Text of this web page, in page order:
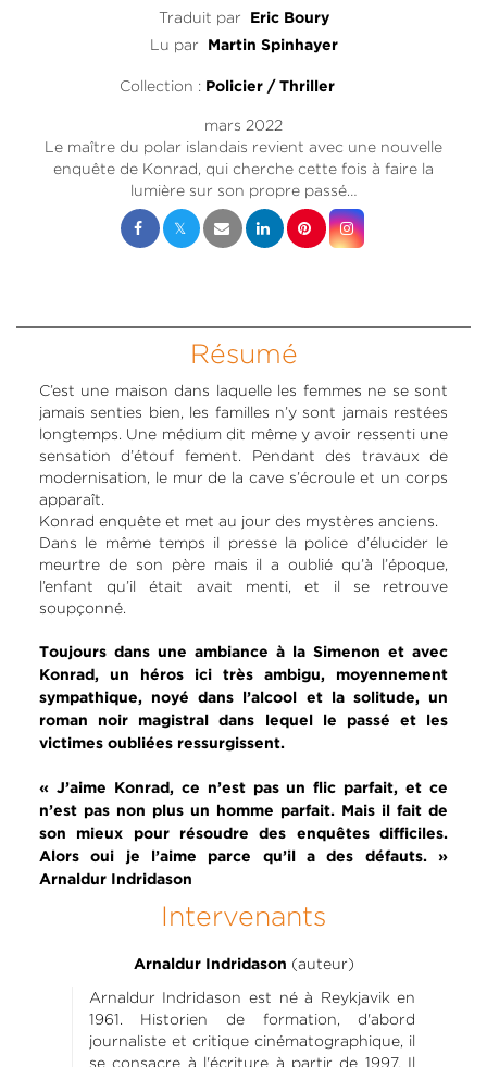
Traduit par Eric Boury
Lu par Martin Spinhayer
Collection : Policier / Thriller
mars 2022
Le maître du polar islandais revient avec une nouvelle
enquête de Konrad, qui cherche cette fois à faire la
lumière sur son propre passé…
Résumé
C’est une maison dans laquelle les femmes ne se sont
jamais senties bien, les familles n’y sont jamais restées
longtemps. Une médium dit même y avoir ressenti une
sensation d’étouf fement. Pendant des travaux de
modernisation, le mur de la cave s’écroule et un corps
apparaît.
Konrad enquête et met au jour des mystères anciens.
Dans le même temps il presse la police d’élucider le
meurtre de son père mais il a oublié qu’à l’époque,
l’enfant qu’il était avait menti, et il se retrouve
soupçonné.
Toujours dans une ambiance à la Simenon et avec
Konrad, un héros ici très ambigu, moyennement
sympathique, noyé dans l’alcool et la solitude, un
roman noir magistral dans lequel le passé et les
victimes oubliées ressurgissent.
« J’aime Konrad, ce n’est pas un flic parfait, et ce
n’est pas non plus un homme parfait. Mais il fait de
son mieux pour résoudre des enquêtes difficiles.
Alors oui je l’aime parce qu’il a des défauts. »
Arnaldur Indridason
Intervenants
Arnaldur Indridason (auteur)
Arnaldur Indridason est né à Reykjavik en
1961. Historien de formation, d'abord
journaliste et critique cinématographique, il
se consacre à l'écriture à partir de 1997. Il